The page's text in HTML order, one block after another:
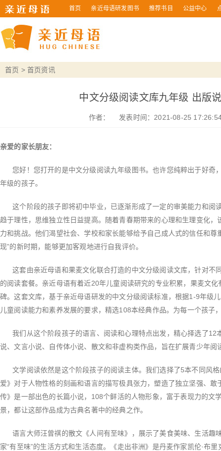
首页 亲近母语研发图书 推荐书目 公益中心
首页 >首页资讯
中文分级阅读文库九年级 出版
作者： 发表时间：2021-08-25
亲爱的家长朋友：
您好！您打开的是中文分级阅读九年级图书。也许您纯粹出于好奇
年级的孩子。
这个阶段的孩子即将初中毕业，已逐渐形成了一定的审美能力和阅
趋于理性，思维独立性日益提高。随着青春期带来的心理和生理变化，
力和挑战。他们渴望社会、学校和家长能够给予自己成人式的信任和尊
现”的新时期，能够更加客观地进行自我评价。
这套由亲近母语和果麦文化联合打造的中文分级阅读文库，针对不
的阅读套餐。亲近母语有着近20年儿童阅读研究的专业积累，果麦文
碑。这套文库，基于亲近母语研发的中文分级阅读标准，根据1-9年级
儿童阅读能力和素养发展的要求，精选108本经典作品。为每一个孩子
我们从这个阶段孩子的语言、阅读和心理特点出发，精心择选了12
说、文言小说、自传体小说、散文和非虚构类作品，旨在扩展青少年阅
文学阅读依然是这个阶段孩子的阅读主体。我们选择了5本不同风格
爱》对于人物性格的刻画和语言的描写极具张力，塑造了独立坚强、敢
传》是一部出色的长篇小说，108个鲜活的人物形象，富于表现力的文
景，都让这部作品成为古典名著中的经典之作。
语言大师汪曾祺的散文《人间有至味》，展示了美食美味、生活趣
家“有至味”的生活方式和生活态度。《走出非洲》是丹麦作家凯伦·布